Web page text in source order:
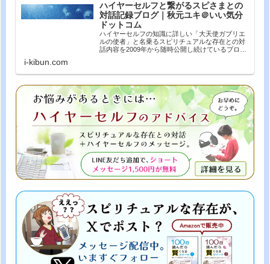
ハイヤーセルフと繋がるスピさまとの
対話記録ブログ｜秋元ユキ＠いい気分
ドットコム
ハイヤーセルフの知識に詳しい「大天使ガブリエ
ルの使者」と名乗るスピリチュアルな存在との対
話内容を2009年から随時公開し続けているブログ
んが」も好評連載...
i-kibun.com